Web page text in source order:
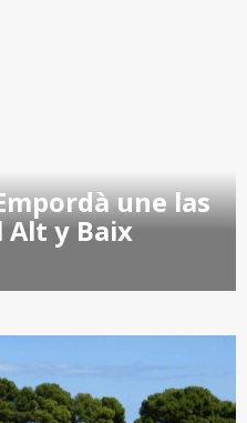
une las
Alt y Baix